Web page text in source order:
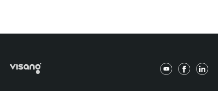
유
페
링